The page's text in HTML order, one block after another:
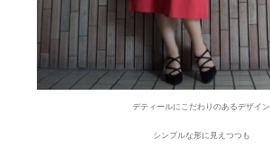
デティールにこだわりのあるデザイン
シンプルな形に見えつつも